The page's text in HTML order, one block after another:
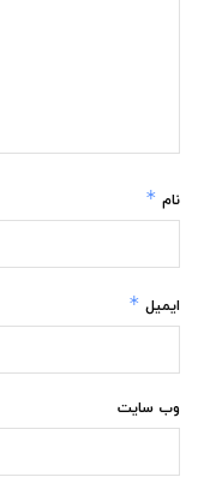
نام *
ایمیل *
وب‌ سایت